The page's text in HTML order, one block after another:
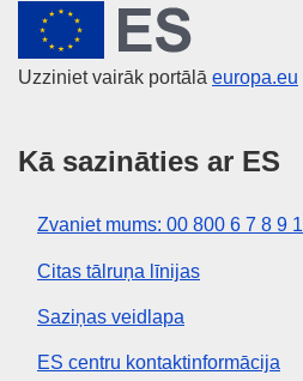
Eiropas Savienība
Uzziniet vairāk portālā europa.eu
Kā sazināties ar ES
Zvaniet mums: 00 800 6 7 8 9
Citas tālruņa līnijas
Saziņas veidlapa
ES centru kontaktinformācija